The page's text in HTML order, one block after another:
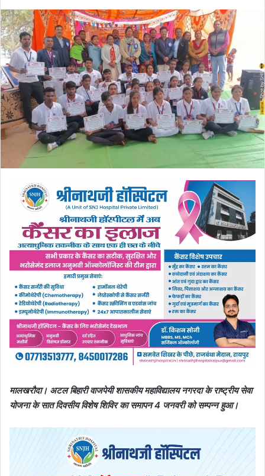
मालखरौदा। अटल बिहारी वाजपेयी शासकीय महाविद्यालय नगरदा के राष्ट्रीय सेवा
योजना के सात दिवसीय विशेष शिविर का समापन 4 जनवरी को सम्पन्न हुआ।